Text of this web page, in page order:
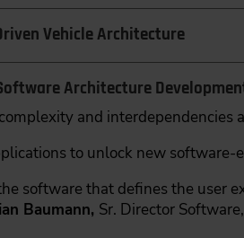
Vehicle Architecture
Architecture
and interdependencies
to unlock new
software that defines the user
Baumann, Sr. Director